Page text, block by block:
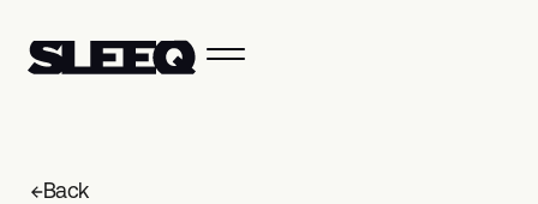
Back